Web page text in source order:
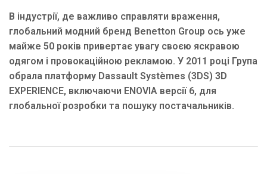
В індустрії, де важливо справляти враження,
глобальний модний бренд Benetton Group ось уже
майже 50 років привертає увагу своєю яскравою
одягом і провокаційною рекламою. У 2011 році Група
обрала платформу Dassault Systèmes (3DS) 3D
EXPERIENCE, включаючи ENOVIA версії 6, для
глобальної розробки та пошуку постачальників.